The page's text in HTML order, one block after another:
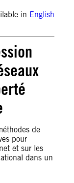
in English
de
pour
et sur les
dans un